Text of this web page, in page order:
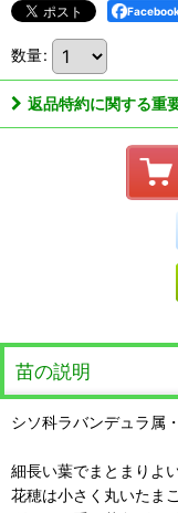
数量:
返品特約に関する重
苗の説明
シソ科ラバンデュラ属
細長い葉でまとまりよい
花穂は小さく丸いたま